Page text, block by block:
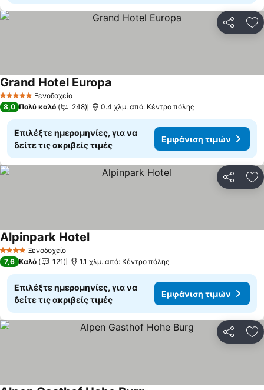
5 Αστέρια Ξενοδοχείο
Grand Hotel Europa
8,0 Πολύ καλό 248 0.4 χλμ. από: Κέντρο πόλης
Επιλέξτε ημερομηνίες, για να
δείτε τις ακριβείς τιμές
Εμφάνιση τιμών
4 ΑστέριαΞενοδοχείο
Alpinpark Hotel
7,6 Καλό 121 1.1 χλμ. από: Κέντρο πόλης
Επιλέξτε ημερομηνίες, για να
δείτε τις ακριβείς τιμές
Εμφάνιση τιμών